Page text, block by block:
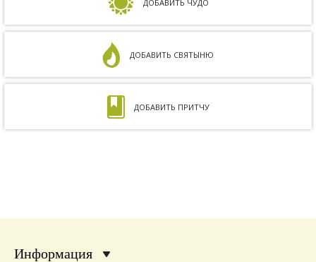
несовместимы. Кроме того, мне ставили...
ДОБАВИТЬ ЧУДО
ДОБАВИТЬ СВЯТЫНЮ
ДОБАВИТЬ ПРИТЧУ
Информация